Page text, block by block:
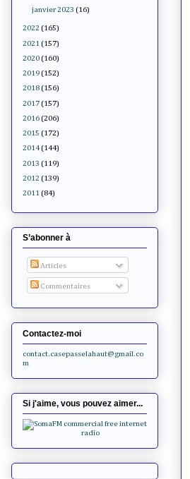
janvier 2023 (16)
2022 (165)
2021 (157)
2020 (160)
2019 (152)
2018 (156)
2017 (157)
2016 (206)
2015 (172)
2014 (144)
2013 (119)
2012 (139)
2011 (84)
S’abonner à
Articles
Commentaires
Contactez-moi
contact.casepasselahaut@gmail.co
m
Si j'aime, vous pouvez aimer...